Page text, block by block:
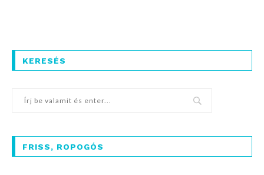
KERESÉS
FRISS, ROPOGÓS